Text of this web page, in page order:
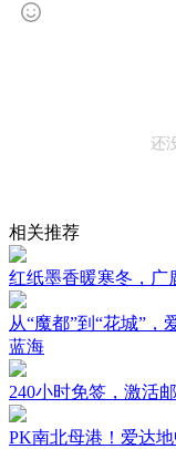
还
相关推荐
红纸墨香暖寒冬，广
从“魔都”到“花城”
蓝海
240小时免签，激活
PK南北母港！爱达